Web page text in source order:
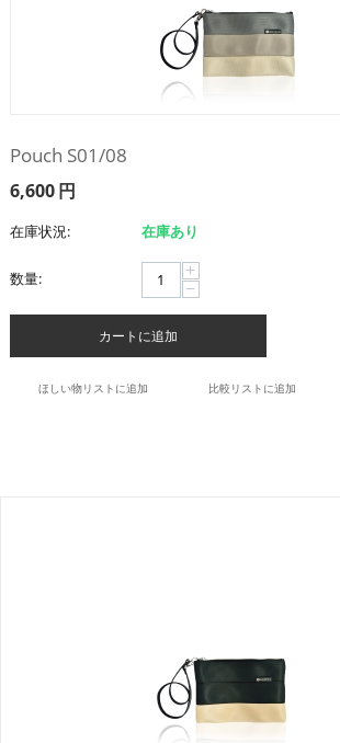
Pouch S01/08
6,600円
在庫状況: 在庫あり
数量: +
−
カートに追加
ほしい物リストに追加 比較リストに追加